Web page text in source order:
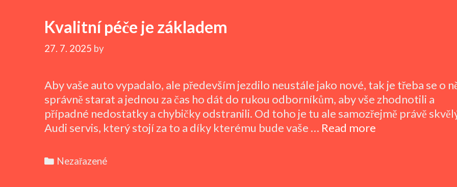
Kvalitní péče je základem
27. 7. 2025 by
Aby vaše auto vypadalo, ale především jezdilo neustále jako nové, tak je třeba se o
správně starat a jednou za čas ho dát do rukou odborníkům, aby vše zhodnotili a
případné nedostatky a chybičky odstranili. Od toho je tu ale samozřejmě právě
Audi servis, který stojí za to a díky kterému bude vaše … Read more
Categories
Nezařazené